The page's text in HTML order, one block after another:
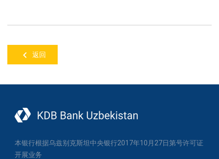
返回
本银行根据乌兹别克斯坦中央银行2017年10月27日第号许可证
开展业务